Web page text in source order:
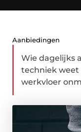
Aanbiedingen
Wie dagelijks
techniek weet
werkvloer